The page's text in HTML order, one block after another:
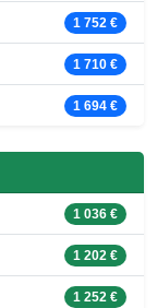
1 752 €
1 710 €
1 694 €
1 036 €
1 202 €
1 252 €